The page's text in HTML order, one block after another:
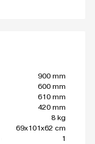
900 mm
600 mm
610 mm
420 mm
8 kg
69x101x62 cm
1